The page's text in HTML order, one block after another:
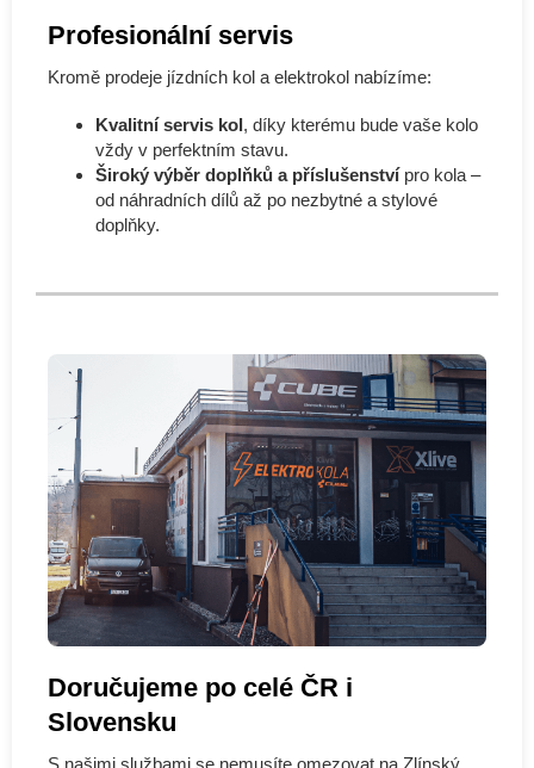
Profesionální servis
Kromě prodeje jízdních kol a elektrokol nabízíme:
Kvalitní servis kol, díky kterému bude vaše kolo
vždy v perfektním stavu.
Široký výběr doplňků a příslušenstvípro kola –
od náhradních dílů až po nezbytné a stylové
doplňky.
Doručujeme po celé ČR i
Slovensku